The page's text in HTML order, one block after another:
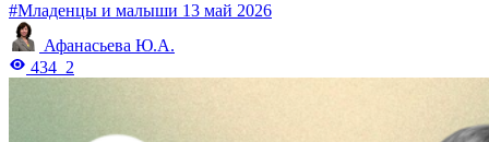
#Младенцы и малыши 13 май 2026
Афанасьева Ю.А.
434 2